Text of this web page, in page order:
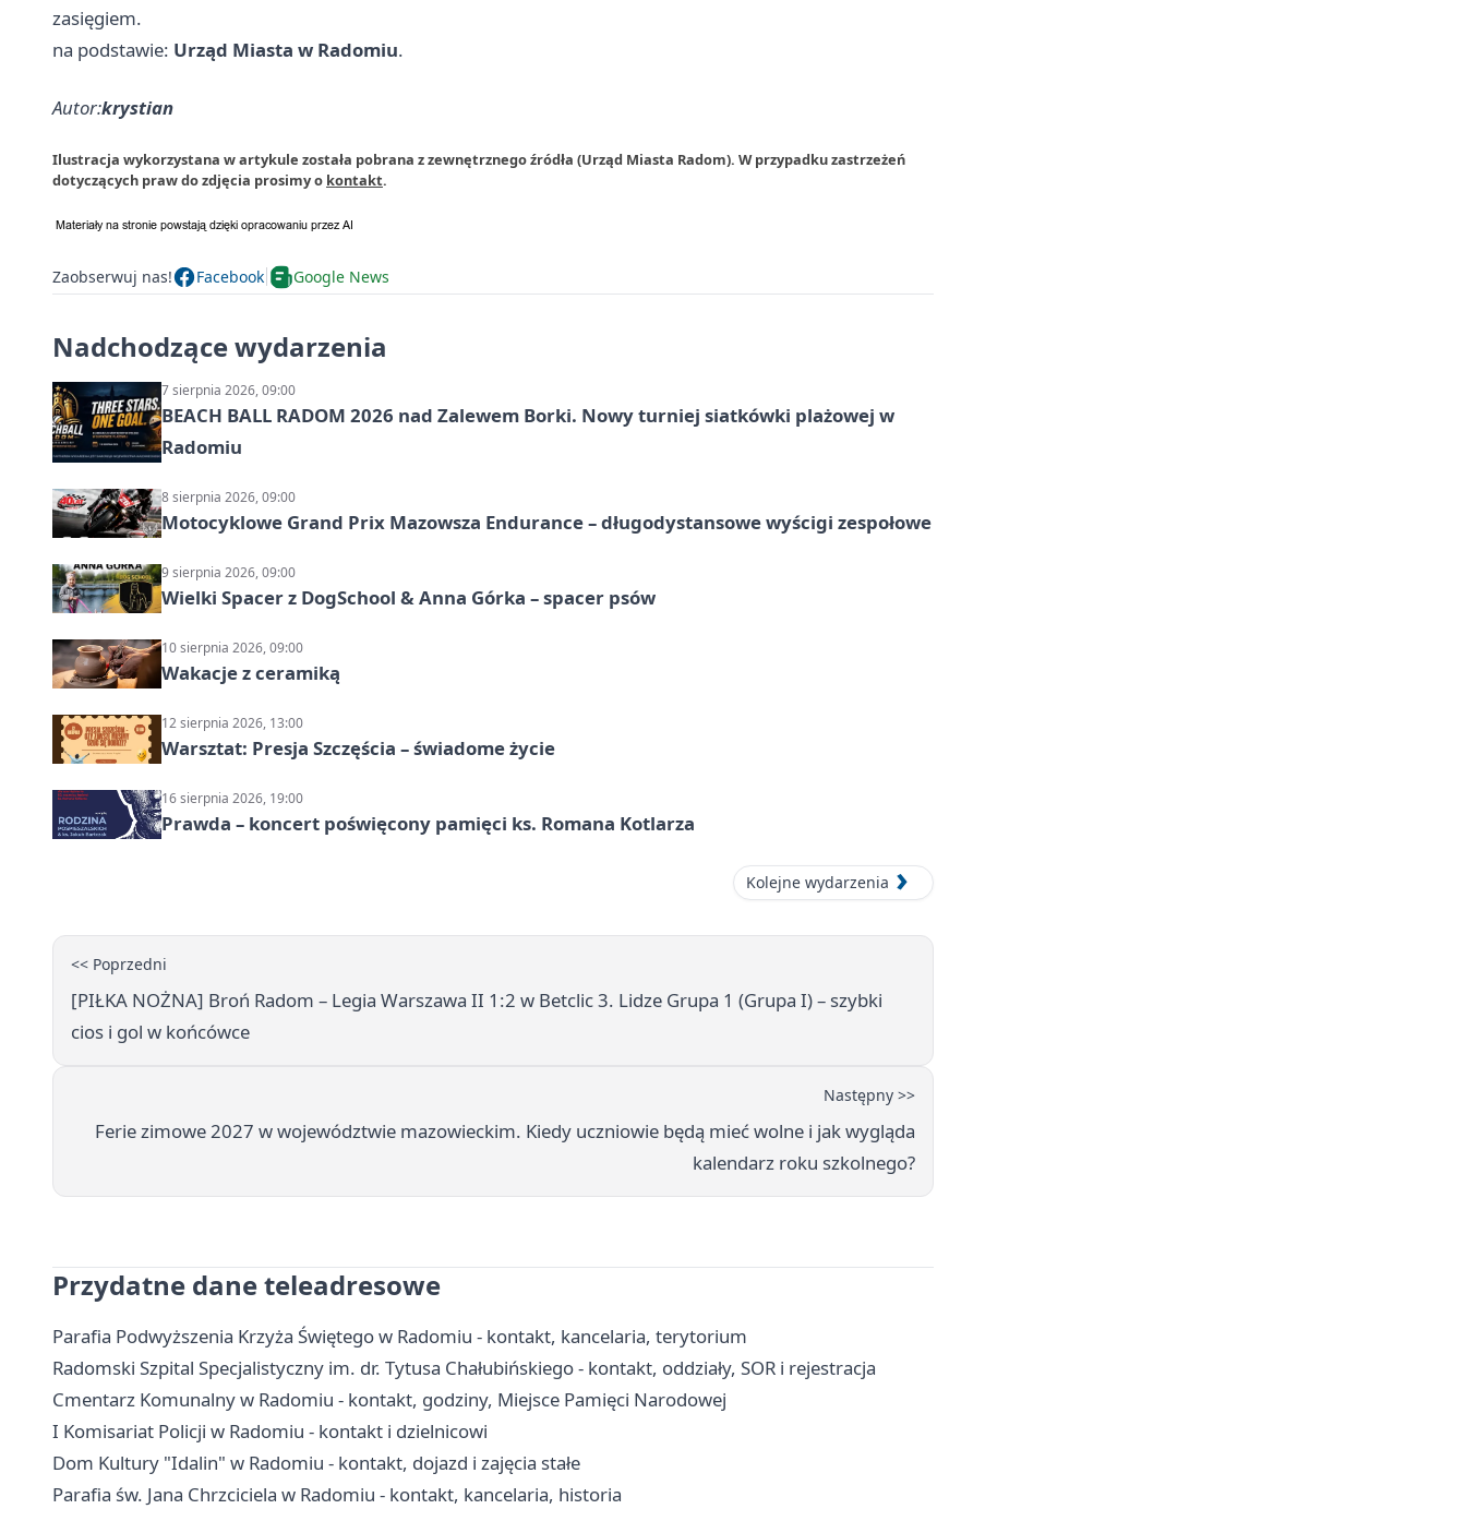
zasięgiem.
na podstawie: Urząd Miasta w Radomiu.
Autor:krystian
Ilustracja wykorzystana w artykule została pobrana z zewnętrznego źródła (Urząd Miasta Radom). W przypadku zastrzeżeń
dotyczących praw do zdjęcia prosimy o kontakt.
Zaobserwuj nas! Facebook Google News
Nadchodzące wydarzenia
7 sierpnia 2026, 09:00
BEACH BALL RADOM 2026 nad Zalewem Borki. Nowy turniej siatkówki plażowej w
Radomiu
8 sierpnia 2026, 09:00
Motocyklowe Grand Prix Mazowsza Endurance – długodystansowe wyścigi zespołowe
9 sierpnia 2026, 09:00
Wielki Spacer z DogSchool & Anna Górka – spacer psów
10 sierpnia 2026, 09:00
Wakacje z ceramiką
12 sierpnia 2026, 13:00
Warsztat: Presja Szczęścia – świadome życie
16 sierpnia 2026, 19:00
Prawda – koncert poświęcony pamięci ks. Romana Kotlarza
Kolejne wydarzenia
<< Poprzedni
[PIŁKA NOŻNA] Broń Radom – Legia Warszawa II 1:2 w Betclic 3. Lidze Grupa 1 (Grupa I) – szybki
cios i gol w końcówce
Następny >>
Ferie zimowe 2027 w województwie mazowieckim. Kiedy uczniowie będą mieć wolne i jak wygląda
kalendarz roku szkolnego?
Przydatne dane teleadresowe
Parafia Podwyższenia Krzyża Świętego w Radomiu - kontakt, kancelaria, terytorium
Radomski Szpital Specjalistyczny im. dr. Tytusa Chałubińskiego - kontakt, oddziały, SOR i rejestracja
Cmentarz Komunalny w Radomiu - kontakt, godziny, Miejsce Pamięci Narodowej
I Komisariat Policji w Radomiu - kontakt i dzielnicowi
Dom Kultury "Idalin" w Radomiu - kontakt, dojazd i zajęcia stałe
Parafia św. Jana Chrzciciela w Radomiu - kontakt, kancelaria, historia